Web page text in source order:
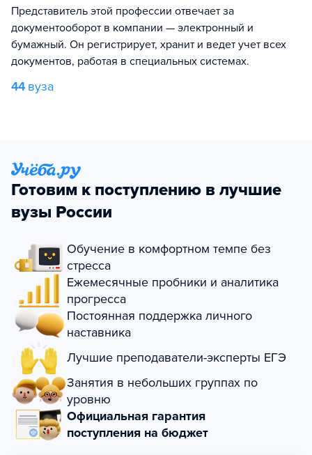
Представитель этой профессии отвечает за
документооборот в компании — электронный и
бумажный. Он регистрирует, хранит и ведет учет всех
документов, работая в специальных системах.
44 вуза
Готовим к поступлению в лучшие
вузы России
Обучение в комфортном темпе без
стресса
Ежемесячные пробники и аналитика
прогресса
Постоянная поддержка личного
наставника
Лучшие преподаватели-эксперты ЕГЭ
Занятия в небольших группах по
уровню
Официальная гарантия
поступления на бюджет